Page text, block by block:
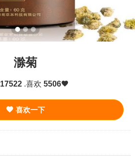
滁菊
17522.喜欢 5506
喜欢一下